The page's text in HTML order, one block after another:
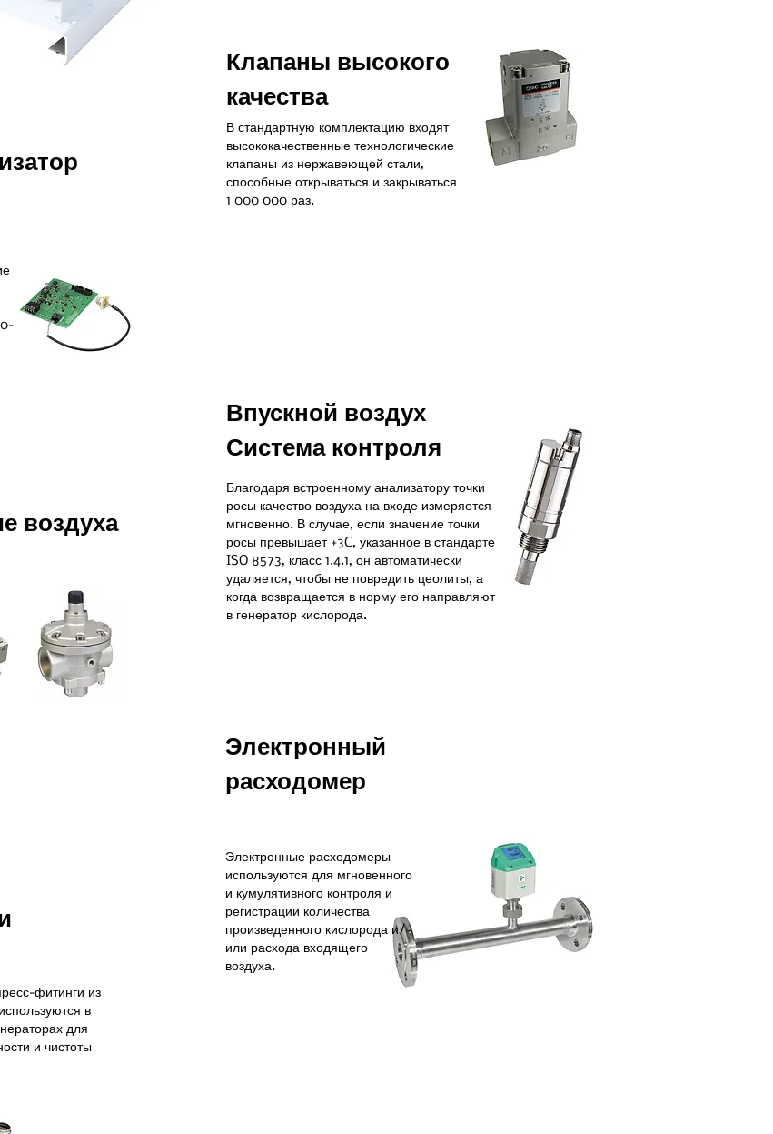
Клапаны высокого
качества
В стандартную комплектацию входят
высококачественные технологические
клапаны из нержавеющей стали,
способные открываться и закрываться
1 000 000 раз.
воздуха
Впускной воздух
Система контроля
Благодаря встроенному анализатору точки
росы качество воздуха на входе измеряется
мгновенно. В случае, если значение точки
росы превышает +3C, указанное в стандарте
ISO 8573, класс 1.4.1, он автоматически
удаляется, чтобы не повредить цеолиты, а
когда возвращается в норму его направляют
в генератор кислорода.
Электронный
расходомер
фитинги из
в
для
и чистоты
Электронные расходомеры
используются для мгновенного
и кумулятивного контроля и
регистрации количества
произведенного кислорода и/
или расхода входящего
воздуха.